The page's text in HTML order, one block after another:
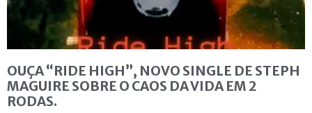
OUÇA “RIDE HIGH”, NOVO SINGLE DE STEPH
MAGUIRE SOBRE O CAOS DA VIDA EM 2
RODAS.